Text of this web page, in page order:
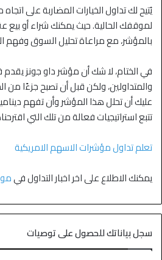
لموقفك الحالية. حيث يمكنك شراء أو بيع
بالمؤشر، مع مراعاة تحليل السوق وفهم
في الختام، لا شك أن مؤشر داو جونز
والمتداولين، ولكن قبل أن تصبح جزءًا من
عليك أن تحلل هذا المؤشر وأن تفهم
تتبع استراتيجيات فعالة من تلك التي
تعلم تداول مؤشرات الاسهم الامريكية
يمكنك الاطلاع على اخر اخبار التداول في
سجل بياناتك للحصول على توصيات